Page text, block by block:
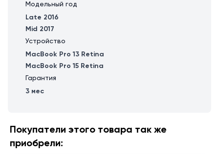
Модельный год
Late 2016
Mid 2017
Устройство
MacBook Pro 13 Retina
MacBook Pro 15 Retina
Гарантия
3 мес
Покупатели этого товара так же
приобрели: